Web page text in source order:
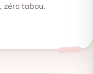
zéro tabou.